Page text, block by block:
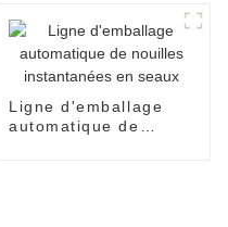
Ligne d'emballage
automatique de